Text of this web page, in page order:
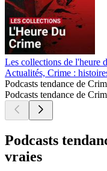
Les collections de l'heure
Actualités, Crime :
Podcasts tendance de
Podcasts tendance de
Podcasts
vraies